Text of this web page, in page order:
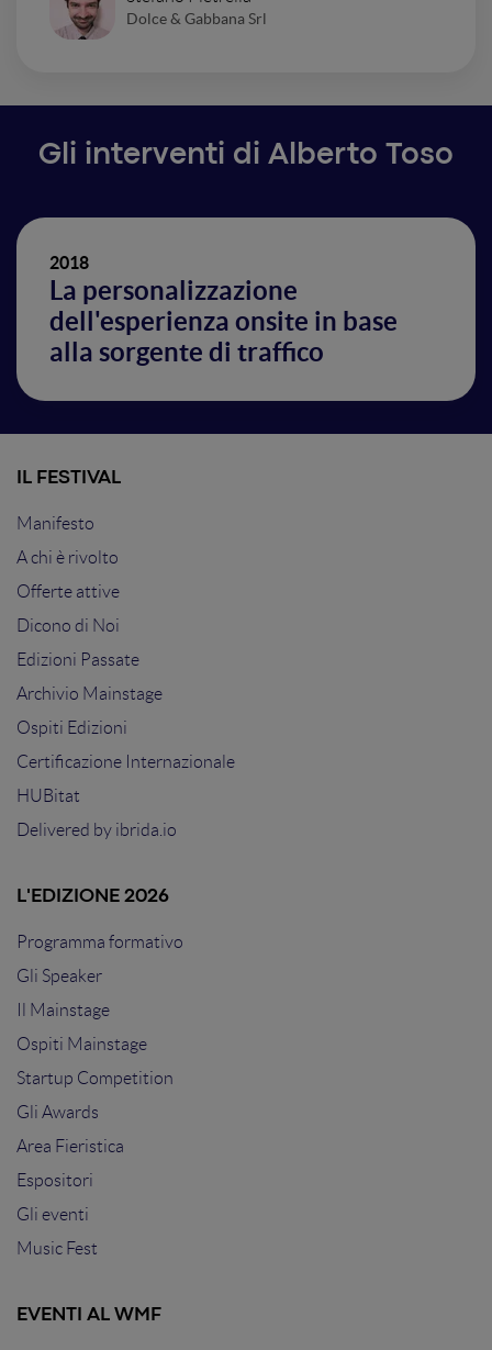
Dolce & Gabbana Srl
Gli interventi di Alberto Toso
2018
La personalizzazione
dell'esperienza onsite in base
alla sorgente di traffico
IL FESTIVAL
Manifesto
A chi è rivolto
Offerte attive
Dicono di Noi
Edizioni Passate
Archivio Mainstage
Ospiti Edizioni
Certificazione Internazionale
HUBitat
Delivered by ibrida.io
L'EDIZIONE 2026
Programma formativo
Gli Speaker
Il Mainstage
Ospiti Mainstage
Startup Competition
Gli Awards
Area Fieristica
Espositori
Gli eventi
Music Fest
EVENTI AL WMF